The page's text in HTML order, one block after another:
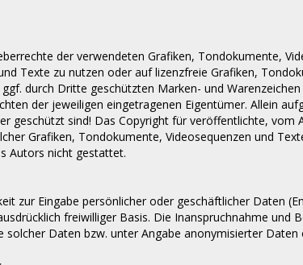
der verwendeten Grafiken, Tondokumente,
Texte zu nutzen oder auf lizenzfreie Grafiken,
durch Dritte geschützten Marken- und
der jeweiligen eingetragenen Eigentümer. Allein
geschützt sind! Das Copyright für veröffentlichte,
Grafiken, Tondokumente, Videosequenzen und
Autors nicht gestattet.
zur Eingabe persönlicher oder geschäftlicher Daten
freiwilliger Basis. Die Inanspruchnahme und
Daten bzw. unter Angabe anonymisierter